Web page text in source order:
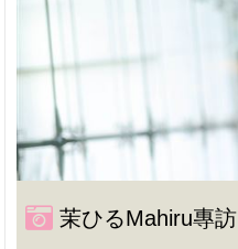
茉ひるMahiru專訪